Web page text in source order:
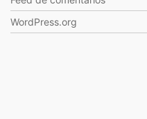
WordPress.org